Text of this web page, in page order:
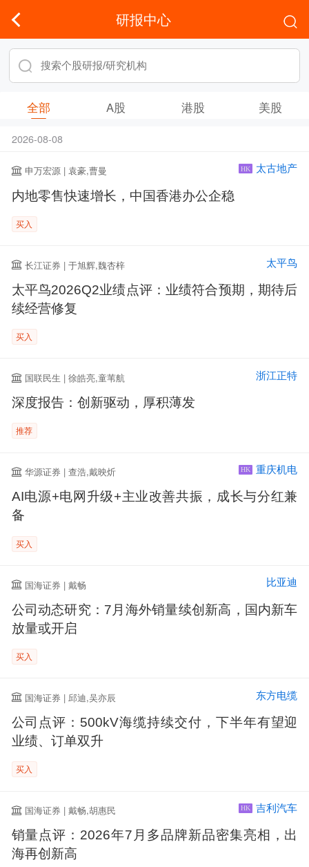
研报中心
全部 A股 港股 美股
2026-08-08
申万宏源 | 袁豪,曹曼 HK 太古地产
内地零售快速增长，中国香港办公企稳
买入
长江证券 | 于旭辉,魏杏梓 太平鸟
太平鸟2026Q2业绩点评：业绩符合预期，期待后
续经营修复
买入
国联民生 | 徐皓亮,童苇航 浙江正特
深度报告：创新驱动，厚积薄发
推荐
华源证券 | 查浩,戴映炘 HK 重庆机电
AI电源+电网升级+主业改善共振，成长与分红兼
备
买入
国海证券 | 戴畅 比亚迪
公司动态研究：7月海外销量续创新高，国内新车
放量或开启
买入
国海证券 | 邱迪,吴亦辰 东方电缆
公司点评：500kV海缆持续交付，下半年有望迎
业绩、订单双升
买入
国海证券 | 戴畅,胡惠民 HK 吉利汽车
销量点评：2026年7月多品牌新品密集亮相，出
海再创新高